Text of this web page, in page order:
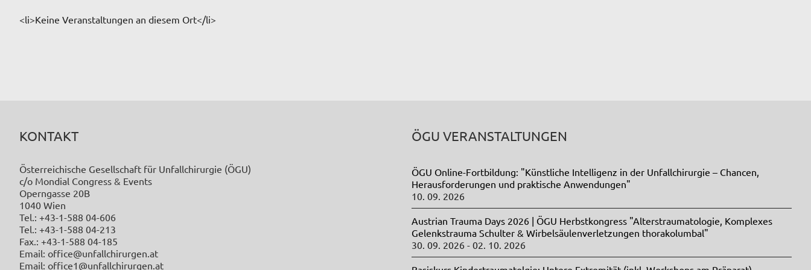
<li>Keine Veranstaltungen an diesem Ort</li>
KONTAKT
Österreichische Gesellschaft für Unfallchirurgie (ÖGU)
c/o Mondial Congress & Events
Operngasse 20B
1040 Wien
Tel.: +43-1-588 04-606
Tel.: +43-1-588 04-213
Fax.: +43-1-588 04-185
Email: office@unfallchirurgen.at
Email: office1@unfallchirurgen.at
ÖGU VERANSTALTUNGEN
ÖGU Online-Fortbildung: "Künstliche Intelligenz in der Unfallchirurgie – Chancen,
Herausforderungen und praktische Anwendungen"
10. 09. 2026
Austrian Trauma Days 2026 | ÖGU Herbstkongress "Alterstraumatologie, Komplexes
Gelenkstrauma Schulter & Wirbelsäulenverletzungen thorakolumbal"
30. 09. 2026 - 02. 10. 2026